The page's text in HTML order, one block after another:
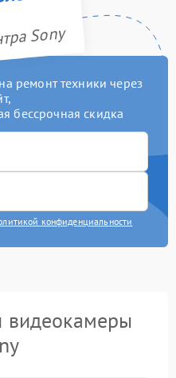
Sony
ремонт техники через
бессрочная скидка
конфиденциальности
видеокамеры